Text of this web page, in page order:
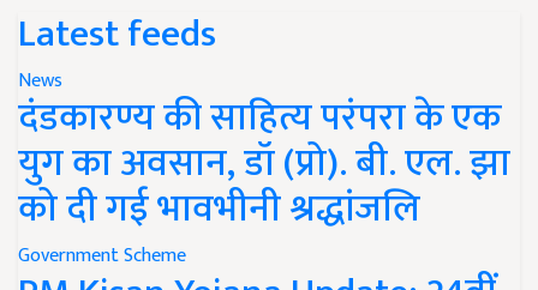
Latest feeds
News
दंडकारण्य की साहित्य परंपरा के एक
युग का अवसान, डॉ (प्रो). बी. एल. झा
को दी गई भावभीनी श्रद्धांजलि
Government Scheme